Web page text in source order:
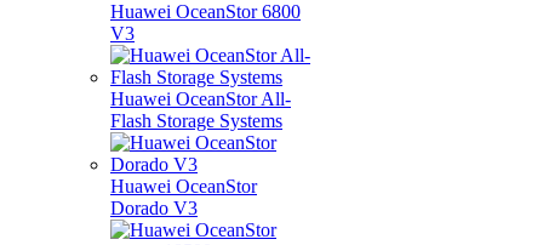
Huawei OceanStor 6800
V3
Huawei OceanStor All-
Flash Storage Systems
Huawei OceanStor
Dorado V3